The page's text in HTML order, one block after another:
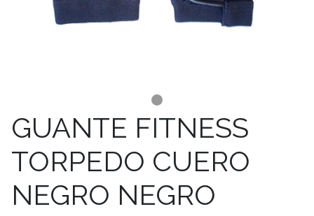
GUANTE FITNESS
TORPEDO CUERO
NEGRO NEGRO